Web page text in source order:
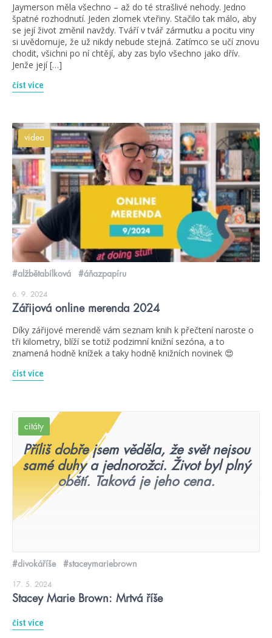
Jaymerson měla všechno – až do té strašlivé nehody. Jedno
špatné rozhodnutí. Jeden zlomek vteřiny. Stačilo tak málo, aby
se její život změnil navždy. Tváří v tvář zármutku a pocitu viny
si uvědomuje, že už nikdy nebude stejná. Zatímco se učí znovu
chodit, všichni po ní chtějí, aby zas bylo všechno jako dřív.
Jenže její […]
číst více
videa
#alžbětabílková #áňazpapíru
6. 9. 2024
Zářijová online merenda 2024
Díky zářijové merendě vám seznam knih k přečtení naroste o
tři kilometry, blíží se totiž podzimní knižní sezóna, a to
znamená hodně knížek a taky hodně knižních novinek 😍
číst více
citáty
Příliš dobře jsem věděla, že svět nejsou
samé duhy a jednorožci. Život byl plný
obětí. Taková je jeho cena.
#divokáříše #staceymariebrown
17. 5. 2024
Stacey Marie Brown: Mrtvá říše
číst více